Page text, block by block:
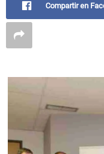
Compartir en